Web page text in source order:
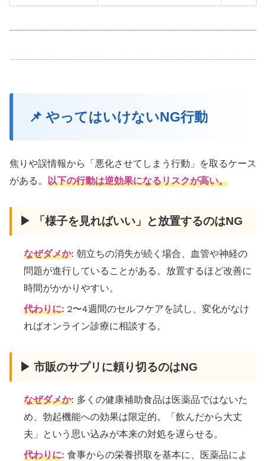
📌 やってはいけないNG行動
焦りや誤情報から「悪化させてしまう行動」を取るケース
がある。 以下の行動は逆効果になるリスクが高い。
▶ 「様子を見ればいい」と放置するのはNG
なぜダメか: 朝立ちの消失が続く場合、血管や神経の
問題が進行していることがある。放置するほど改善に
時間がかかりやすい。
代わりに: 2〜4週間のセルフケアを試し、変化がなけ
ればオンライン診療に相談する。
▶ 市販のサプリに頼り切るのはNG
なぜダメか: 多くの健康補助食品は医薬品ではないた
め、勃起機能への効果は限定的。「飲んだから大丈
夫」という思い込みが本来の対処を遅らせる。
代わりに: 食事からの栄養摂取を基本に、医薬品によ